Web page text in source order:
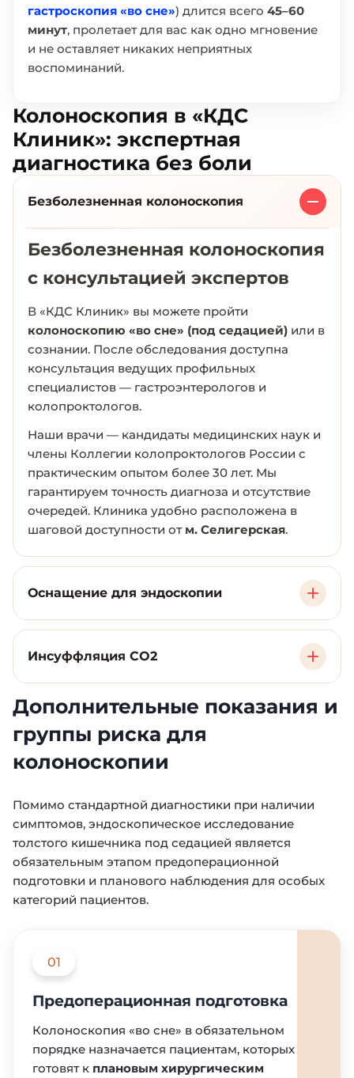
гастроскопия «во сне») длится всего 45–60
минут, пролетает для вас как одно мгновение
и не оставляет никаких неприятных
воспоминаний.
Колоноскопия в «КДС
Клиник»: экспертная
диагностика без боли
Безболезненная колоноскопия
Безболезненная колоноскопия
с консультацией экспертов
В «КДС Клиник» вы можете пройти
колоноскопию «во сне» (под седацией) или в
сознании. После обследования доступна
консультация ведущих профильных
специалистов — гастроэнтерологов и
колопроктологов.
Наши врачи — кандидаты медицинских наук и
члены Коллегии колопроктологов России с
практическим опытом более 30 лет. Мы
гарантируем точность диагноза и отсутствие
очередей. Клиника удобно расположена в
шаговой доступности от м. Селигерская.
Оснащение для эндоскопии
Возможности оборудования:
Вывод детализированного изображения
на монитор с автоматической
регулировкой светового потока.
кишки (на 10–15 см).
Оптическое увеличение
обязательная фотофиксация.
Инсуффляция CO2
газ (CO2)
Дополнительные показания и
группы риска для
колоноскопии
Помимо стандартной диагностики при наличии
симптомов, эндоскопическое исследование
толстого кишечника под седацией является
обязательным этапом предоперационной
подготовки и планового наблюдения для особых
категорий пациентов.
01
Предоперационная подготовка
Колоноскопия «во сне» в обязательном
порядке назначается пациентам, которых
готовят к плановым хирургическим